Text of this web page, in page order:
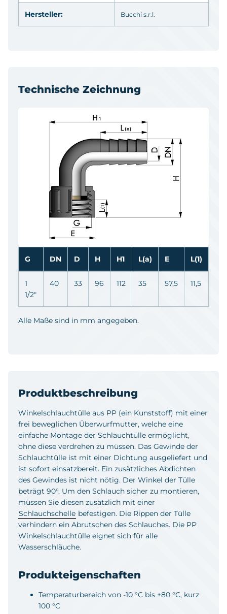
Produktbeschreibung
Winkelschlauchtülle aus PP (ein Kunststoff) mit einer
frei beweglichen Überwurfmutter, welche eine
einfache Montage der Schlauchtülle ermöglicht,
ohne diese verdrehen zu müssen. Das Gewinde der
Schlauchtülle ist mit einer Dichtung ausgeliefert und
ist sofort einsatzbereit. Ein zusätzliches Abdichten
des Gewindes ist nicht nötig. Der Winkel der Tülle
beträgt 90°. Um den Schlauch sicher zu montieren,
müssen Sie diesen zusätzlich mit einer
Schlauchschelle befestigen. Die Rippen der Tülle
verhindern ein Abrutschen des Schlauches. Die PP
Winkelschlauchtülle eignet sich für alle
Wasserschläuche.
Produkteigenschaften
Temperaturbereich von -10 °C bis +80 °C, kurz
100 °C
Hersteller: Bucchi s.r.l.
Technische Zeichnung
G DN D H H1 L(a) E L(1)
1
1/2"
40 33 96 112 35 57,5 11,5
Alle Maße sind in mm angegeben.